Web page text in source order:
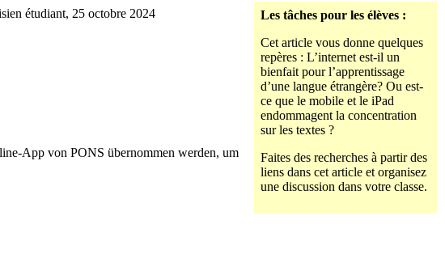
Les tâches pour les élèves :
Cet article vous donne quelques
repères : L’internet est-il un
bienfait pour l’apprentissage
d’une langue étrangère? Ou est-
ce que le mobile et le iPad
endommagent la concentration
sur les textes ?
Faites des recherches à partir des
liens dans cet article et organisez
une discussion dans votre classe.
étudiant, 25 octobre 2024
App von PONS übernommen werden, um